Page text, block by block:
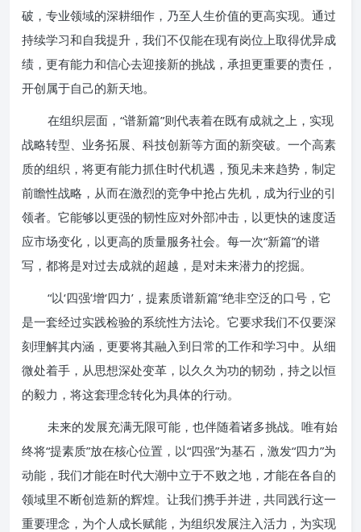
破，专业领域的深耕细作，乃至人生价值的更高实现。通过
持续学习和自我提升，我们不仅能在现有岗位上取得优异成
绩，更有能力和信心去迎接新的挑战，承担更重要的责任，
开创属于自己的新天地。
在组织层面，“谱新篇”则代表着在既有成就之上，实现
战略转型、业务拓展、科技创新等方面的新突破。一个高素
质的组织，将更有能力抓住时代机遇，预见未来趋势，制定
前瞻性战略，从而在激烈的竞争中抢占先机，成为行业的引
领者。它能够以更强的韧性应对外部冲击，以更快的速度适
应市场变化，以更高的质量服务社会。每一次“新篇”的谱
写，都将是对过去成就的超越，是对未来潜力的挖掘。
“以‘四强’增‘四力’，提素质谱新篇”绝非空泛的口号，它
是一套经过实践检验的系统性方法论。它要求我们不仅要深
刻理解其内涵，更要将其融入到日常的工作和学习中。从细
微处着手，从思想深处变革，以久久为功的韧劲，持之以恒
的毅力，将这套理念转化为具体的行动。
未来的发展充满无限可能，也伴随着诸多挑战。唯有始
终将“提素质”放在核心位置，以“四强”为基石，激发“四力”为
动能，我们才能在时代大潮中立于不败之地，才能在各自的
领域里不断创造新的辉煌。让我们携手并进，共同践行这一
重要理念，为个人成长赋能，为组织发展注入活力，为实现